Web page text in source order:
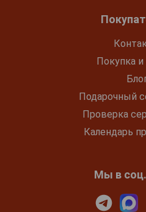
Покупка и
Подарочный
Проверка
Календарь
Мы в